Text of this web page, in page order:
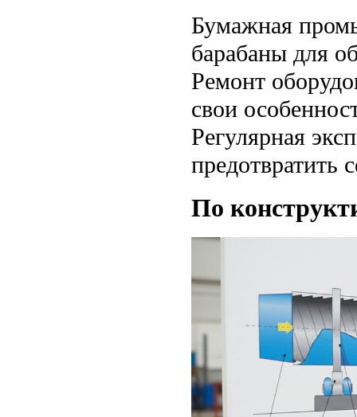
Бумажная
барабаны для
Ремонт
свои
Регулярная
предотвратить
По